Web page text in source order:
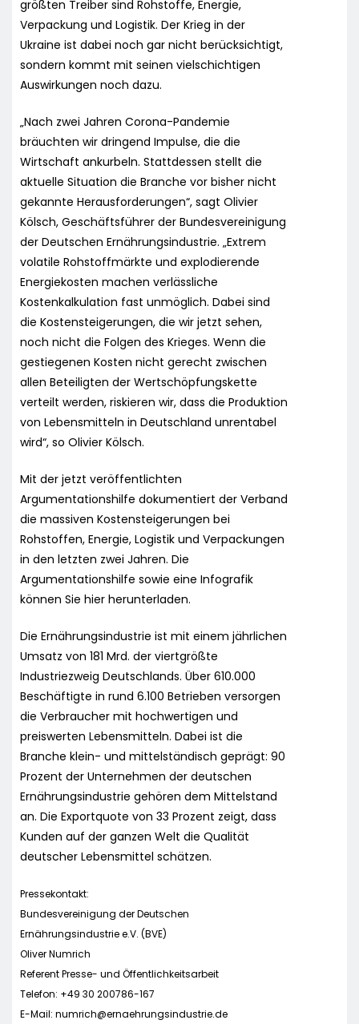
größten Treiber sind Rohstoffe, Energie,
Verpackung und Logistik. Der Krieg in der
Ukraine ist dabei noch gar nicht berücksichtigt,
sondern kommt mit seinen vielschichtigen
Auswirkungen noch dazu.
„Nach zwei Jahren Corona-Pandemie
bräuchten wir dringend Impulse, die die
Wirtschaft ankurbeln. Stattdessen stellt die
aktuelle Situation die Branche vor bisher nicht
gekannte Herausforderungen“, sagt Olivier
Kölsch, Geschäftsführer der Bundesvereinigung
der Deutschen Ernährungsindustrie. „Extrem
volatile Rohstoffmärkte und explodierende
Energiekosten machen verlässliche
Kostenkalkulation fast unmöglich. Dabei sind
die Kostensteigerungen, die wir jetzt sehen,
noch nicht die Folgen des Krieges. Wenn die
gestiegenen Kosten nicht gerecht zwischen
allen Beteiligten der Wertschöpfungskette
verteilt werden, riskieren wir, dass die Produktion
von Lebensmitteln in Deutschland unrentabel
wird“, so Olivier Kölsch.
Mit der jetzt veröffentlichten
Argumentationshilfe dokumentiert der Verband
die massiven Kostensteigerungen bei
Rohstoffen, Energie, Logistik und Verpackungen
in den letzten zwei Jahren. Die
Argumentationshilfe sowie eine Infografik
können Sie hier herunterladen.
Die Ernährungsindustrie ist mit einem jährlichen
Umsatz von 181 Mrd. der viertgrößte
Industriezweig Deutschlands. Über 610.000
Beschäftigte in rund 6.100 Betrieben versorgen
die Verbraucher mit hochwertigen und
preiswerten Lebensmitteln. Dabei ist die
Branche klein- und mittelständisch geprägt: 90
Prozent der Unternehmen der deutschen
Ernährungsindustrie gehören dem Mittelstand
an. Die Exportquote von 33 Prozent zeigt, dass
Kunden auf der ganzen Welt die Qualität
deutscher Lebensmittel schätzen.
Pressekontakt:
Bundesvereinigung der Deutschen
Ernährungsindustrie e.V. (BVE)
Oliver Numrich
Referent Presse- und Öffentlichkeitsarbeit
Telefon: +49 30 200786-167
E-Mail: numrich@ernaehrungsindustrie.de